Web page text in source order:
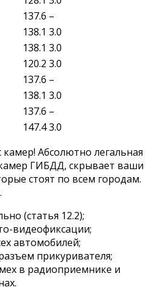
137.6 –
138.1 3.0
138.1 3.0
120.2 3.0
137.6 –
138.1 3.0
137.6 –
147.43.0
Абсолютно легальная
ГИБДД, скрывает ваши
стоят по всем городам.
(статья 12.2);
видеофиксации;
автомобилей;
прикуривателя;
в радиоприемнике и